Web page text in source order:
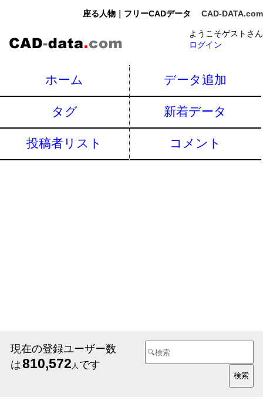
座る人物｜フリーCADデータ CAD-DATA.com
ようこそゲストさん
ログイン
ホーム データ追加
タグ 新着データ
投稿者リスト コメント
現在の登録ユーザー数
は810,572 人 です